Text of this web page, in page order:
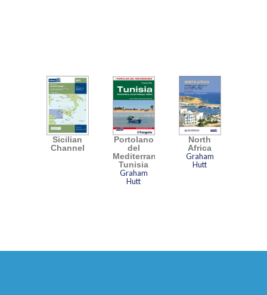
Sicilian
Channel
Portolano
del
Mediterraneo
Tunisia
Graham
Hutt
North
Africa
Graham
Hutt